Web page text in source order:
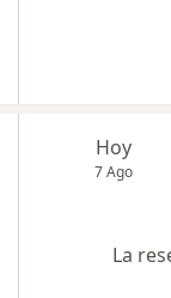
Hoy
7 Ago
La